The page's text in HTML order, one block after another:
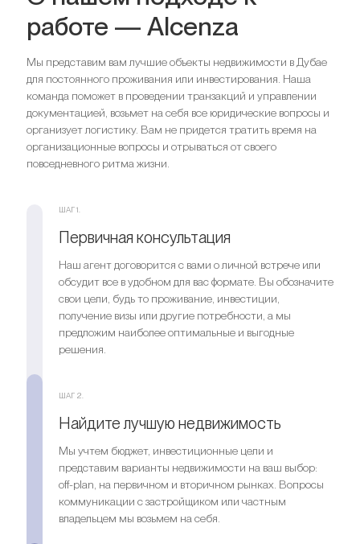
работе — Alcenza
Мы представим вам лучшие объекты недвижимости в Дубае
для постоянного проживания или инвестирования. Наша
команда поможет в проведении транзакций и управлении
документацией, возьмет на себя все юридические вопросы и
организует логистику. Вам не придется тратить время на
организационные вопросы и отрываться от своего
повседневного ритма жизни.
ШАГ 1.
Первичная консультация
Наш агент договорится с вами о личной встрече или
обсудит все в удобном для вас формате. Вы обозначите
свои цели, будь то проживание, инвестиции,
получение визы или другие потребности, а мы
предложим наиболее оптимальные и выгодные
решения.
ШАГ 2.
Найдите лучшую недвижимость
Мы учтем бюджет, инвестиционные цели и
представим варианты недвижимости на ваш выбор:
off-plan, на первичном и вторичном рынках. Вопросы
коммуникации с застройщиком или частным
владельцем мы возьмем на себя.